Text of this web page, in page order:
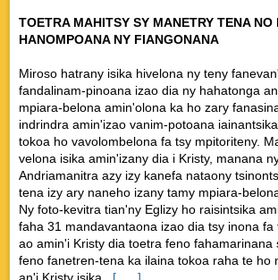
TOETRA MAHITSY SY MANETRY TENA NO
HANOMPOANA NY FIANGONANA
Miroso hatrany isika hivelona ny teny
fandalinam-pinoana izao dia ny hahatonga
mpiara-belona amin'olona ka ho zary
indrindra amin'izao vanim-potoana
tokoa ho vavolombelona fa tsy mpitoriteny.
velona isika amin'izany dia i Kristy, manana
Andriamanitra azy izy kanefa nataony
tena izy ary naneho izany tamy mpiara-
Ny foto-kevitra tian'ny Eglizy ho raisintsika
faha 31 mandavantaona izao dia tsy inona
ao amin'i Kristy dia toetra feno fahamarinana
feno fanetren-tena ka ilaina tokoa raha te ho